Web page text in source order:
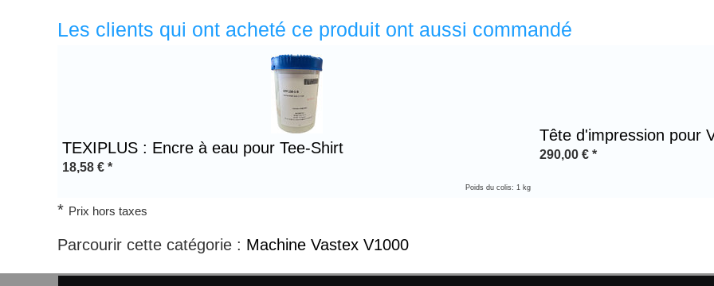
Les clients qui ont acheté ce produit ont aussi commandé
TEXIPLUS : Encre à eau pour Tee-Shirt
18,58 € *
Poids du colis: 1 kg
Tête d'impression pour
290,00 € *
* Prix hors taxes
Parcourir cette catégorie : Machine Vastex V1000